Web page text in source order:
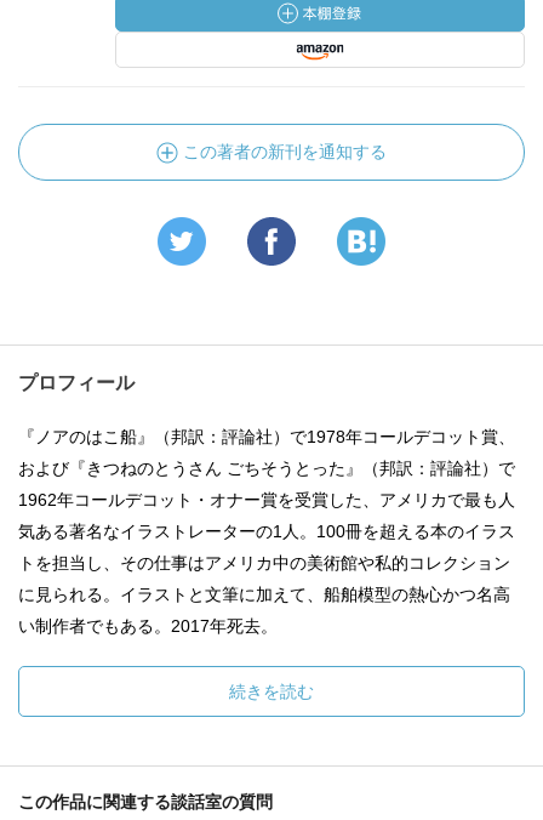
この著者の新刊を通知する
プロフィール
『ノアのはこ船』（邦訳：評論社）で1978年コールデコット賞、
および『きつねのとうさん ごちそうとった』（邦訳：評論社）で
1962年コールデコット・オナー賞を受賞した、アメリカで最も人
気ある著名なイラストレーターの1人。100冊を超える本のイラス
トを担当し、その仕事はアメリカ中の美術館や私的コレクション
に見られる。イラストと文筆に加えて、船舶模型の熱心かつ名高
い制作者でもある。2017年死去。
続きを読む
この作品に関連する談話室の質問